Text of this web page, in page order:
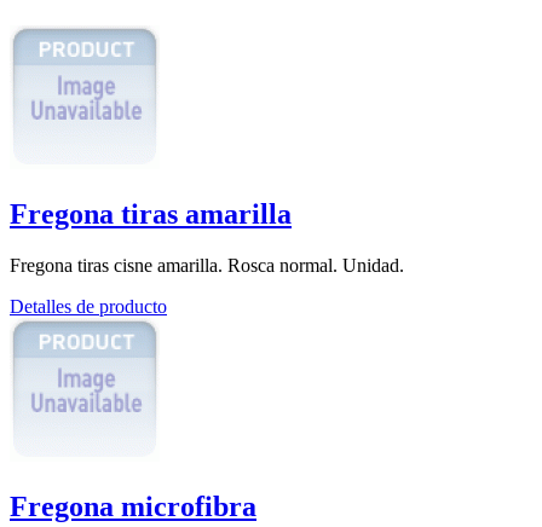
Fregona tiras amarilla
Fregona tiras cisne amarilla. Rosca normal. Unidad.
Detalles de producto
Fregona microfibra